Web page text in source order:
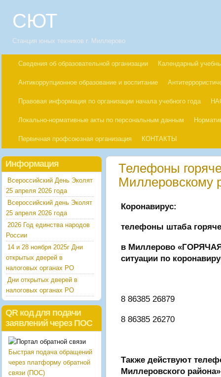
СЮТ
Станция юных техников г. Миллерово
Сведения об образовательной организации Календарный
Антикоррупционное образование и воспитание
Правовая информация по организации начала учебного года
Локально-нормативные акты по персональным данным
Первичная профсоюзная организация КОНТАКТЫ
Телефоны
Миллеровскому
Коронавирус:
телефоны штаба
в Миллерово
ситуации по
8 86385 26879
8 86385 26270
Также действуют
Миллеровского района»
Информация
Всероссийский День Эколят
25 апреля 2026 года
Всероссийский день Эколят
25 апреля 2026 года
2026 Год единства народов
России
14 и 28 ноября 2025г Дни
открытых дверей в
налоговых органах РО
Дни открытых дверей в
налоговых органах РО
QR код для подачи
заявлений через ПОС
Быстрая подача обращений
через платформу обратной
связи (ПОС)